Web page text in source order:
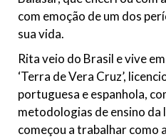
com emoção de um dos
sua vida.
Rita veio do Brasil e vive
‘Terra de Vera Cruz’,
portuguesa e espanhola,
metodologias de ensino
começou a trabalhar como